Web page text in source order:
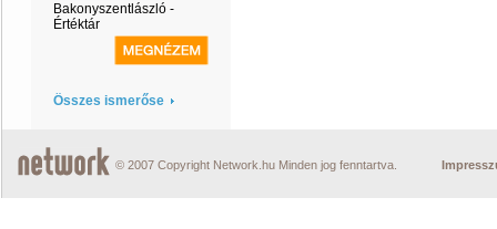
Bakonyszentlászló -
Értéktár
Összes ismerőse
© 2007 Copyright Network.hu Minden jog fenntartva.